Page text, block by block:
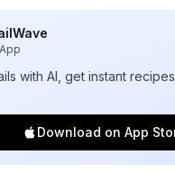
with AI, get instant
Download on App